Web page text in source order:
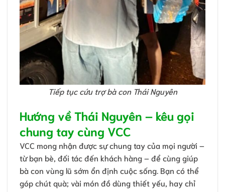
Tiếp tục cứu trợ bà con Thái Nguyên
Hướng về Thái Nguyên – kêu gọi
chung tay cùng VCC
VCC mong nhận được sự chung tay của mọi người –
từ bạn bè, đối tác đến khách hàng – để cùng giúp
bà con vùng lũ sớm ổn định cuộc sống. Bạn có thể
góp chút quà; vài món đồ dùng thiết yếu, hay chỉ